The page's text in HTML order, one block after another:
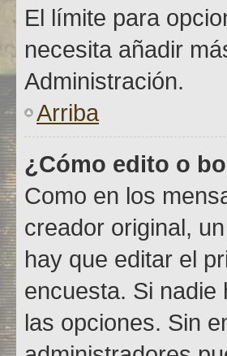
El límite para
necesita añadir
Administración.
Arriba
¿Cómo edito o
Como en los
creador original,
hay que editar el
encuesta. Si
las opciones. Sin